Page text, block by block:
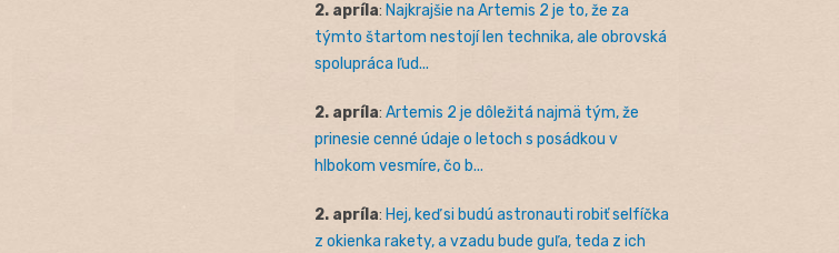
2. apríla: Najkrajšie na Artemis 2 je to, že za
týmto štartom nestojí len technika, ale obrovská
spolupráca ľud...
2. apríla: Artemis 2 je dôležitá najmä tým, že
prinesie cenné údaje o letoch s posádkou v
hlbokom vesmíre, čo b...
2. apríla: Hej, keď si budú astronauti robiť selfíčka
z okienka rakety, a vzadu bude guľa, teda z ich